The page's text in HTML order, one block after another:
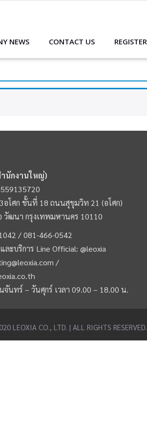
NEWS CONTACT US REGISTER
นักงานใหญ่)
อโศก ชั้นที่ 18 ถนนสุขุมวิท 21 (อโศก)
วัฒนา กรุงเทพมหานคร 10110
/081-466-0542
ละบริการ Line Official:@leoxia
/
จันทร์ – วันศุกร์ เวลา 09.00 – 18.00 น.
LEOXIA CO., LTD. | ALL RIGHTS RESERVED.